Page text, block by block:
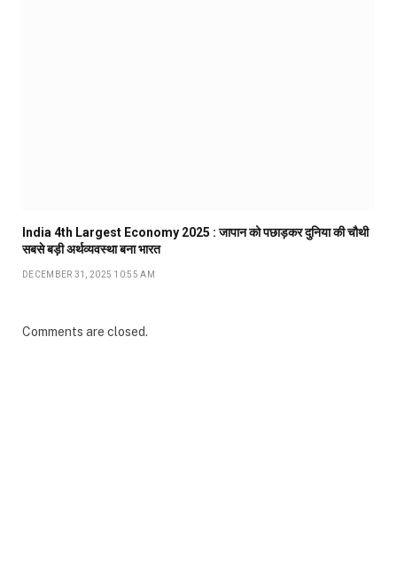
India 4th Largest Economy 2025 : जापान को पछाड़कर दुनिया की चौथी
सबसे बड़ी अर्थव्यवस्था बना भारत
DECEMBER 31, 2025 10:55 AM
Comments are closed.